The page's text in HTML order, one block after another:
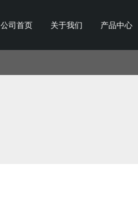
公司首页 关于我们 产品中心